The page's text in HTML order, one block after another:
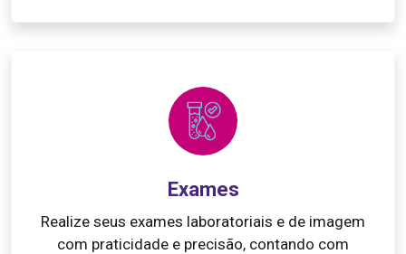
Exames
Realize seus exames laboratoriais e de imagem
com praticidade e precisão, contando com